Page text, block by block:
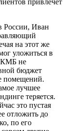
привлечет
России, Иван
на этот же
уложиться в
КМБ не
бюджет
помещений.
лучшее
теряется.
это пустая
отложить до
по его